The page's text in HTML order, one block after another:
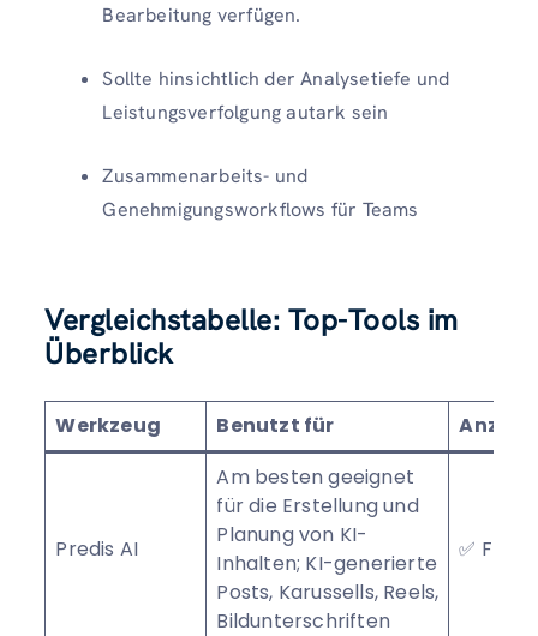
Bearbeitung verfügen.
Sollte hinsichtlich der Analysetiefe und
Leistungsverfolgung autark sein
Zusammenarbeits- und
Genehmigungsworkflows für Teams
Vergleichstabelle: Top-Tools im
Überblick
Werkzeug Benutzt für
Predis AI
Am besten geeignet
für die Erstellung und
Planung von KI-
Inhalten; KI-generierte
Posts, Karussells, Reels,
Bildunterschriften
✅ Free